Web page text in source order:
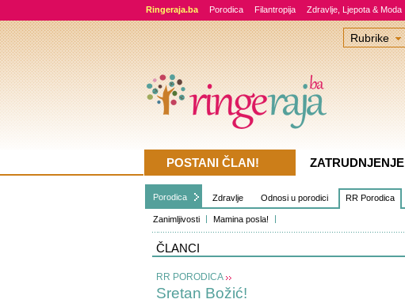
Ringeraja.ba Porodica Filantropija Zdravlje, Ljepota & Moda
Porodica Zdravlje Odnosi u porodici RR Porodica
Zanimljivosti Mamina posla!
ČLANCI
RR PORODICA
Sretan Božić!
Rubrike
POSTANI ČLAN! ZATRUDNJENJE